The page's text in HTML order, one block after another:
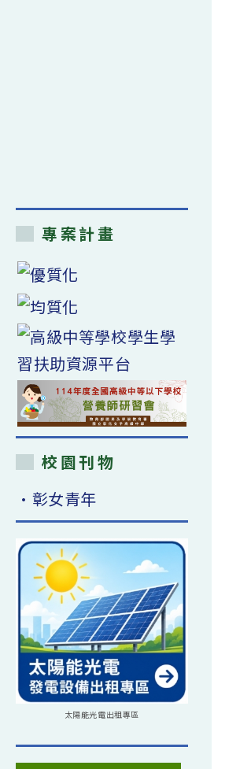
專案計畫
校園刊物
•彰女青年
太陽能光電出租專區